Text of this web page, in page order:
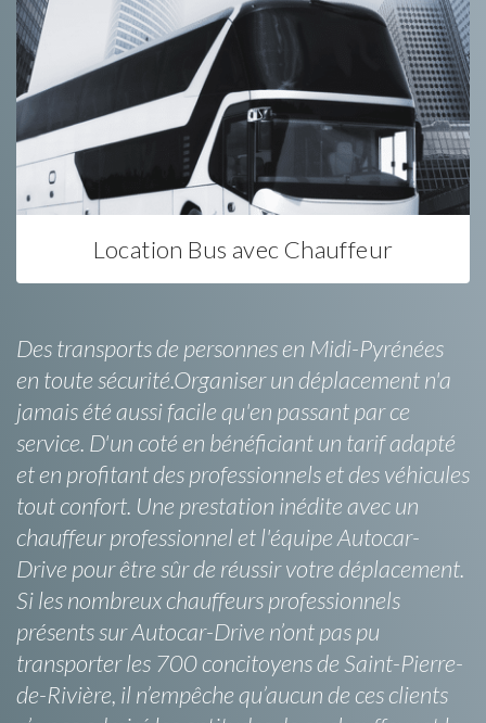
Location Bus avec Chauffeur
Des transports de personnes en Midi-Pyrénées
en toute sécurité.Organiser un déplacement n'a
jamais été aussi facile qu'en passant par ce
service. D'un coté en bénéficiant un tarif adapté
et en profitant des professionnels et des véhicules
tout confort. Une prestation inédite avec un
chauffeur professionnel et l'équipe Autocar-
Drive pour être sûr de réussir votre déplacement.
Si les nombreux chauffeurs professionnels
présents sur Autocar-Drive n’ont pas pu
transporter les 700 concitoyens de Saint-Pierre-
de-Rivière, il n’empêche qu’aucun de ces clients